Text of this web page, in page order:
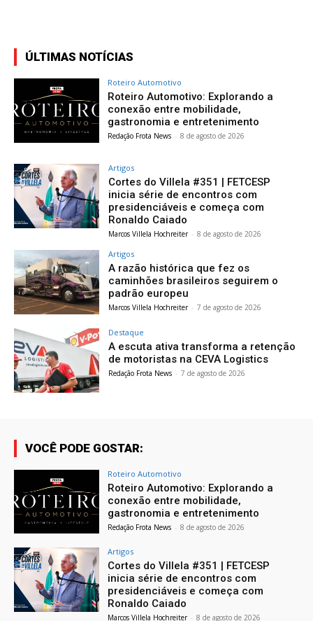
ÚLTIMAS NOTÍCIAS
Roteiro Automotivo
Roteiro Automotivo: Explorando a
conexão entre mobilidade,
gastronomia e entretenimento
Redação Frota News - 8 de agosto de 2026
Artigos
Cortes do Villela #351 | FETCESP
inicia série de encontros com
presidenciáveis e começa com
Ronaldo Caiado
Marcos Villela Hochreiter - 8 de agosto de 2026
Artigos
A razão histórica que fez os
caminhões brasileiros seguirem o
padrão europeu
Marcos Villela Hochreiter - 7 de agosto de 2026
Destaque
A escuta ativa transforma a retenção
de motoristas na CEVA Logistics
Redação Frota News - 7 de agosto de 2026
VOCÊ PODE GOSTAR:
Roteiro Automotivo
Roteiro Automotivo: Explorando a
conexão entre mobilidade,
gastronomia e entretenimento
Redação Frota News - 8 de agosto de 2026
Artigos
Cortes do Villela #351 | FETCESP
inicia série de encontros com
presidenciáveis e começa com
Ronaldo Caiado
Marcos Villela Hochreiter - 8 de agosto de 2026